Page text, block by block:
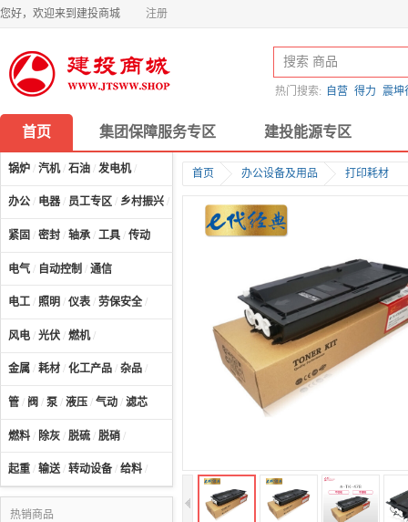
您好，欢迎来到建投商城 注册
热门搜索: 自营 得力 震坤
首页 集团保障服务专区 建投能源专区
锅炉 / 汽机/ 石油 / 发电机/
办公 / 电器 / 员工专区 / 乡村振兴 / 计算机及配件/
紧固 / 密封 / 轴承 / 工具 / 传动
电气 / 自动控制 / 通信
电工 / 照明 / 仪表 / 劳保安全 /
风电 / 光伏 / 燃机/
金属 / 耗材 / 化工产品 / 杂品 /
管 / 阀 / 泵 / 液压 / 气动 / 滤芯
燃料 / 除灰 / 脱硫 / 脱硝 /
起重 / 输送/ 转动设备 / 给料 /
热销商品
首页 办公设备及用品 打印耗材